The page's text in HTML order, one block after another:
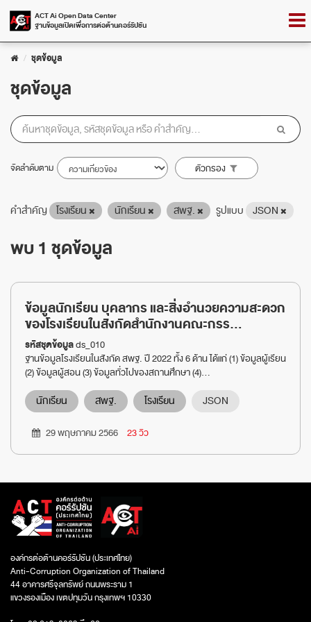
Skip
ACT Ai Open Data Center
ฐานข้อมูลเปิดเพื่อการต่อต้านคอร์รัปชัน
ชุดข้อมูล
ชุดข้อมูล
จัดลำดับตาม ตัวกรอง
คำสำคัญ โรงเรียน นักเรียน สพฐ. รูปแบบ JSON
พบ 1 ชุดข้อมูล
ข้อมูลนักเรียน บุคลากร และสิ่งอำนวยความสะดวก
ของโรงเรียนในสังกัดสำนักงานคณะกรร...
รหัสชุดข้อมูลds_010
ฐานข้อมูลโรงเรียนในสังกัด สพฐ. ปี 2022 ทั้ง 6 ด้าน ได้แก่ (1) ข้อมูลผู้เรียน
(2) ข้อมูลผู้สอน (3) ข้อมูลทั่วไปของสถานศึกษา (4)...
นักเรียน สพฐ. โรงเรียน JSON
29 พฤษภาคม 2566 23 วิว
องค์กรต่อต้านคอร์รัปชัน (ประเทศไทย)
Anti-Corruption Organization of Thailand
44 อาคารศรีจุลทรัพย์ ถนนพระราม 1
แขวงรองเมือง เขตปทุมวัน กรุงเทพฯ 10330